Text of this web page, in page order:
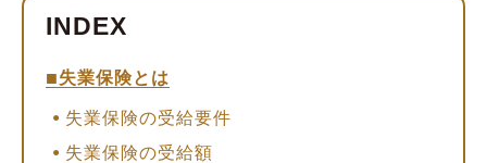
失業保険とは
失業保険の受給要件
失業保険の受給額